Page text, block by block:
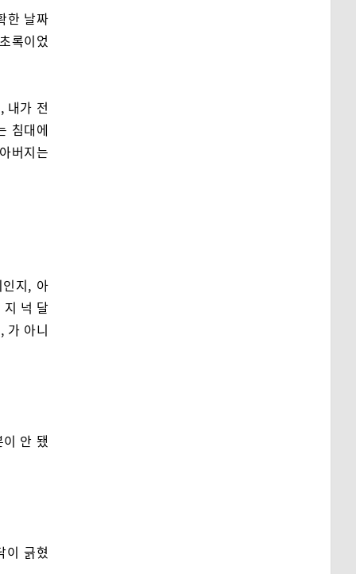
한 날짜
록이었
내가 전
침대에
버지는
지, 아
지 넉 달
가 아니
안 됐
이 긁혔